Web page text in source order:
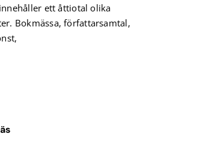
ett åttiotal olika
Bokmässa, författarsamtal,